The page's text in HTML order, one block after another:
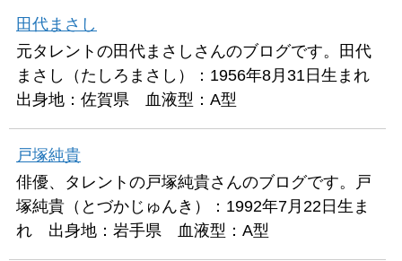
田代まさし
元タレントの田代まさしさんのブログです。田代
まさし（たしろまさし）：1956年8月31日生まれ
出身地：佐賀県 血液型：A型
戸塚純貴
俳優、タレントの戸塚純貴さんのブログです。戸
塚純貴（とづかじゅんき）：1992年7月22日生ま
れ 出身地：岩手県 血液型：A型